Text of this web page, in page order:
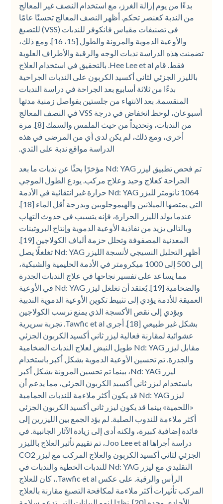
بدءًا من يوم إزالة الغرز، مع استخدام النصف غير المعالج
من الندبة كعنصر تحكم. أظهر النصف المعالج تحسنًا عامًا
في تصنيفات مقياس فانكوفر للندبات (VSS) للتصبغ
والأوعية الدموية والمرونة والطول [15، 16]. ومع ذلك،
تضمنت هذه الدراسة ندبات الوجه والرقبة والأطراف العلوية
فقط. قام Hee Lee et al. بالتحقيق في استخدام العلاج
بالليزر الجزئي لثاني أكسيد الكربون على الندبات الجراحية
بدءًا من ثلاثة أسابيع بعد الجراحة في دراسة الندبات
المنقسمة. بعد الانتهاء من جلستين بفواصل زمنية مدتها
أسبوعان، لوحظ انخفاض في درجة VSS في النصف المعالج
من الندبات، وتحديداً من حيث الملمس والسمك [8]. مرة
أخرى، ومع ذلك، لم يكن لدى أي من المرضى في هذه
الدراسة مواقع ندبة على الثدي.
تم فحص تطبيق ليزر Nd: YAG مؤخرًا بحثًا عن ندبات ما بعد
الجراحة كعلاج وحيد وعلاج مركب. يودع الطول الموجي
1064 نانومتر لليزر Nd: YAG حرارة غير انتقائية في الأدمة
التي يمتصها الميلانين والهيموجلوبين وبدرجة أقل الماء [18].
عندما يولد الليزر الحرارة، فإنه يتسبب في حدوث التهاب
وبالتالي يزيد من نفاذية الأوعية الدموية وإنتاج البروتينات
المعدنية المصفوفة وتحلل حزمة ألياف الكولاجين [19].
أظهر التحليل النسيجي لأنسجة الليزر Nd: YAG تغلغلًا يصل
إلى 500 إلى 1000 ميكرومتر في الأدمة الحليمية والشبكية،
مما يساعد على تفسير نجاحها في علاج الندبات الجدرة
والضخامية [19]. يُعتقد أن تغلغل ليزر Nd: YAG في الأوعية
العميقة للأدمة يؤدي إلى تثبيط تكوين الأوعية الدموية الندبية
ويؤدي إلى نقص الأكسجة الذي يمنع ترسب الكولاجين
بشكل غير طبيعي [18]. أجرى Tawfic et al. تجربة سريرية
عشوائية لمقارنة فعالية ليزر ثاني أكسيد الكربون الجزئي
مقابل ليزر Nd: YAG طويل النبض لعلاج الندبات الضخامية
والجدرة. تم تحسين الأوعية الدموية بشكل أكبر باستخدام
ليزر Nd: YAG، بينما تم تحسين المرونة بشكل أكبر
باستخدام ليزر ثاني أكسيد الكربون الجزئي، مما يدعم أن
ليزر Nd: YAG قد يكون أكثر ملاءمة للندبات الحمامية
«اللحمية» بينما قد يكون ليزر ثاني أكسيد الكربون الجزئي
أكثر ملاءمة للندوب الصلبة. لم يؤد الجمع بين الليزرين إلى
فائدة إضافية كبيرة، ولكنه أدى إلى زيادة الآثار الجانبية. في
دراسة أجراها Joo Lee et al.، تم تقييم تأثير العلاج بالليزر
الجزئي لثاني أكسيد الكربون والعلاج المركب مع ليزر CO2
التقليدي مع ليزر Nd: YAG للندبات الخطية والندبات في
الرأس والرقبة. على عكس Tawfic et al.، كان للعلاج
المركب تأثيرات أكثر ملاءمة لمكافحة التصبغ مقارنة بالعلاج